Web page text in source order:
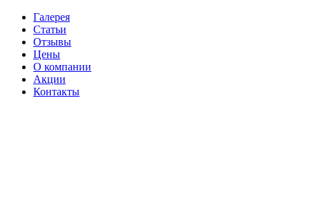
Галерея
Статьи
Отзывы
Цены
О компании
Акции
Контакты